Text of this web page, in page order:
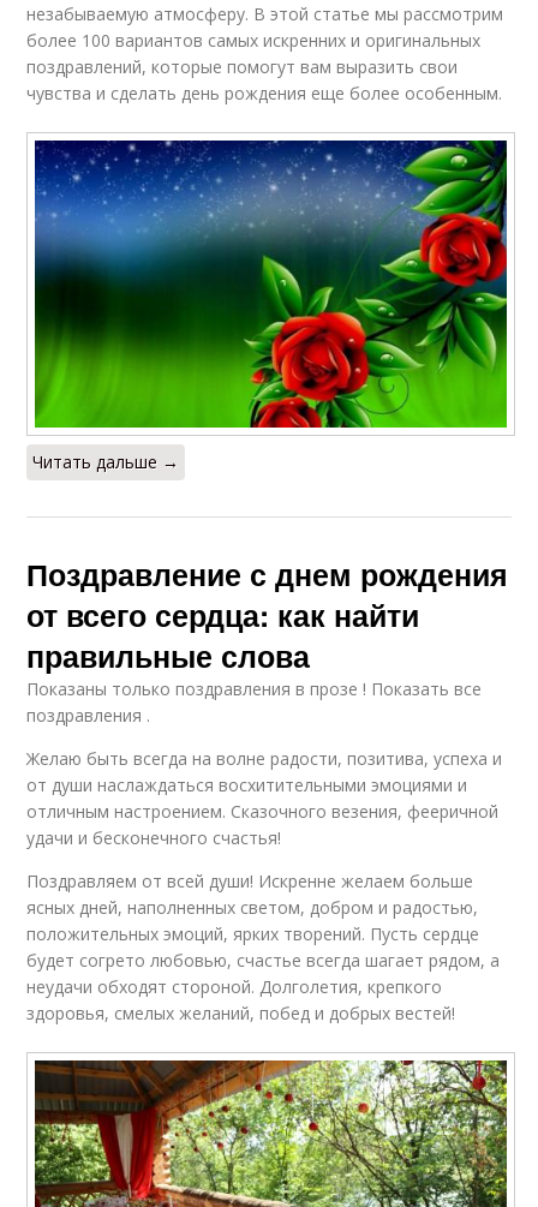
незабываемую атмосферу. В этой статье мы рассмотрим
более 100 вариантов самых искренних и оригинальных
поздравлений, которые помогут вам выразить свои
чувства и сделать день рождения еще более особенным.
Читать дальше →
Поздравление с днем рождения
от всего сердца: как найти
правильные слова
Показаны только поздравления в прозе ! Показать все
поздравления .
Желаю быть всегда на волне радости, позитива, успеха и
от души наслаждаться восхитительными эмоциями и
отличным настроением. Сказочного везения, фееричной
удачи и бесконечного счастья!
Поздравляем от всей души! Искренне желаем больше
ясных дней, наполненных светом, добром и радостью,
положительных эмоций, ярких творений. Пусть сердце
будет согрето любовью, счастье всегда шагает рядом, а
неудачи обходят стороной. Долголетия, крепкого
здоровья, смелых желаний, побед и добрых вестей!